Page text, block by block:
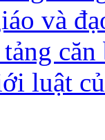
và
căn
luật